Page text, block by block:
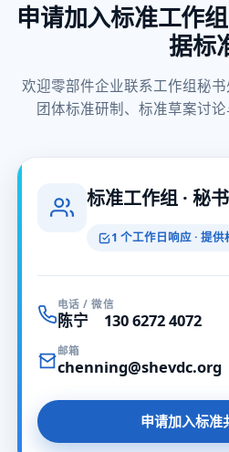
申请加入标准工作
据标
欢迎零部件企业联系工作组秘
团体标准研制、标准草案讨论
标准工作组 · 秘
1 个工作日响应 · 提
电话 / 微信
陈宁 130 6272 4072
邮箱
chenning@shevdc.org
申请加入标准